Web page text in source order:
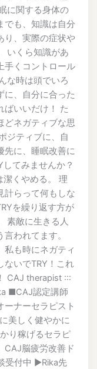
に関する身体の
でも、知識は自分
り、実際の症状や
いくら知識があ
手くコントロール
な時は頭でいろ
に、自分に合った
ばいいだけ！ た
どネガティブな思
ジティブに、自
先に、睡眠改善に
てみませんか？
潔くやめる。 理
計らって何もしな
を繰り返す方が
素敵に生きる人
われてます。
私も時にネガティ
ないでTRY！これ
CAJ therapist :::
■CAJ認定講師
ナーセラピスト
美しく健やかに
り稼げるセラピ
CAJ脳疲労改善ド
受付中 ▶︎Rika先